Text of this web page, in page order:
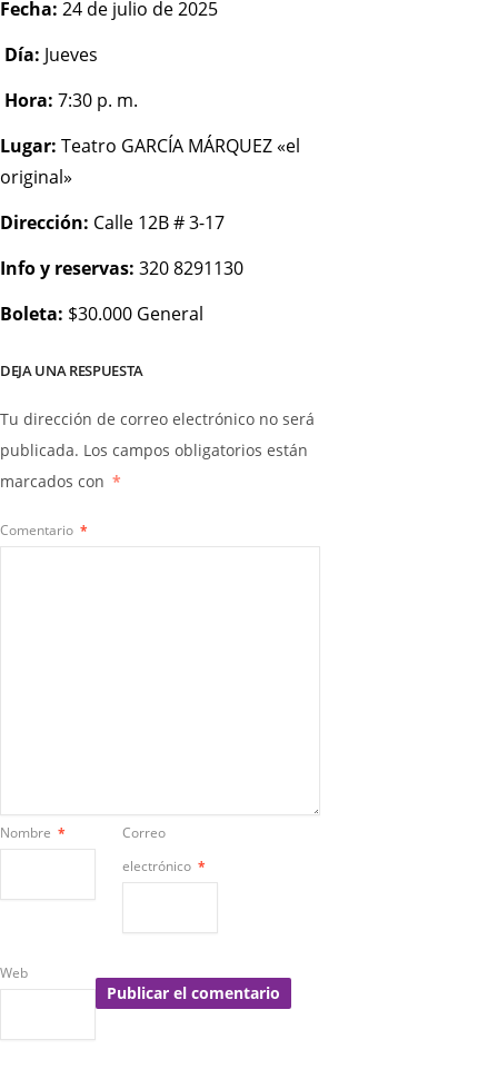
Fecha: 24 de julio de 2025
Día: Jueves
Hora: 7:30 p. m.
Lugar: Teatro GARCÍA MÁRQUEZ «el
original»
Dirección: Calle 12B # 3-17
Info y reservas: 320 8291130
Boleta: $30.000 General
DEJA UNA RESPUESTA
Tu dirección de correo electrónico no será
publicada. Los campos obligatorios están
marcados con *
Comentario *
Nombre *
Correo
electrónico *
Web